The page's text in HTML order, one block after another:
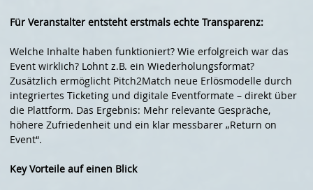
Für Veranstalter entsteht erstmals echte Transparenz:
Welche Inhalte haben funktioniert? Wie erfolgreich war das
Event wirklich? Lohnt z.B. ein Wiederholungsformat?
Zusätzlich ermöglicht Pitch2Match neue Erlösmodelle durch
integriertes Ticketing und digitale Eventformate – direkt über
die Plattform. Das Ergebnis: Mehr relevante Gespräche,
höhere Zufriedenheit und ein klar messbarer „Return on
Event“.
Key Vorteile auf einen Blick